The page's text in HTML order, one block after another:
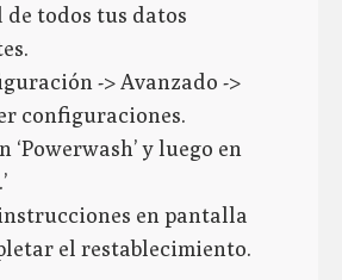
de todos tus datos
-> Avanzado ->
configuraciones.
‘Powerwash’ y luego en
en pantalla
el restablecimiento.